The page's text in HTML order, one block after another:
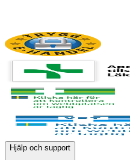
Hjälp och support